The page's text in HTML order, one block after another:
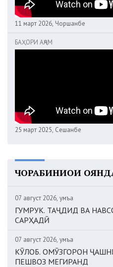
11 март 2026, Чоршанбе
БАҲОРИ АҶАМ
25 март 2025, Сешанбе
ЧОРАБИНИҲОИ
07 август 2026, Ҷумъа
ГУМРУК. ТАҶДИД ВА
САРҲАДӢ
07 август 2026, Ҷумъа
КӮЛОБ. ОМӮЗГОРОН
ПЕШВОЗ МЕГИРАНД